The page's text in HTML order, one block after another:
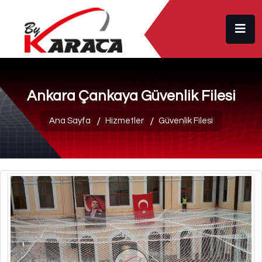
Ankara Çankaya Güvenlik Filesi
Ana Sayfa Hizmetler Güvenlik Filesi